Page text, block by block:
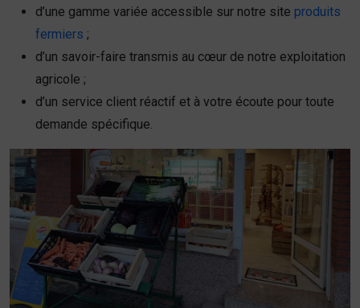
d’une gamme variée accessible sur notre site produits
fermiers ;
d’un savoir-faire transmis au cœur de notre exploitation
agricole ;
d’un service client réactif et à votre écoute pour toute
demande spécifique.